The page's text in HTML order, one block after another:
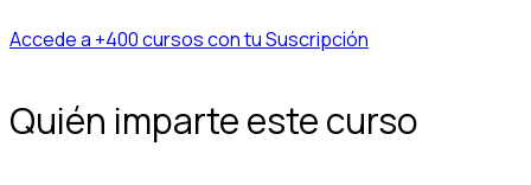
Accede a +400 cursos con tu Suscripción
Quién imparte este curso